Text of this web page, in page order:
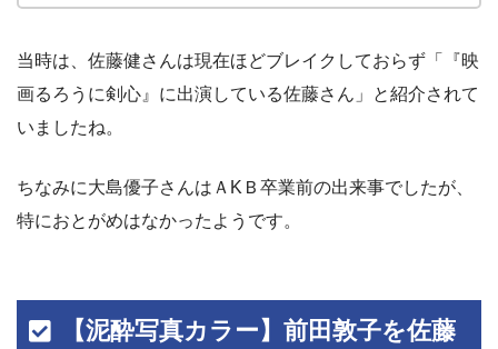
当時は、佐藤健さんは現在ほどブレイクしておらず「『映
画るろうに剣心』に出演している佐藤さん」と紹介されて
いましたね。
ちなみに大島優子さんはＡKＢ卒業前の出来事でしたが、
特におとがめはなかったようです。
【泥酔写真カラー】前田敦子を佐藤